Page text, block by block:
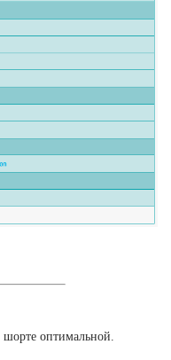
оптимальной.